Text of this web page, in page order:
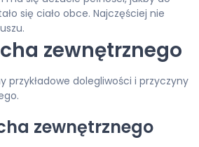
się ciało obce. Najczęściej nie
zewnętrznego
przykładowe dolegliwości i przyczyny
zewnętrznego